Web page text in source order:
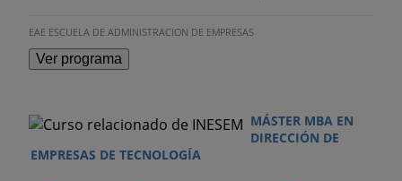
EAE ESCUELA DE ADMINISTRACION DE EMPRESAS
Ver programa
MÁSTER MBA EN
DIRECCIÓN DE
EMPRESAS DE TECNOLOGÍA